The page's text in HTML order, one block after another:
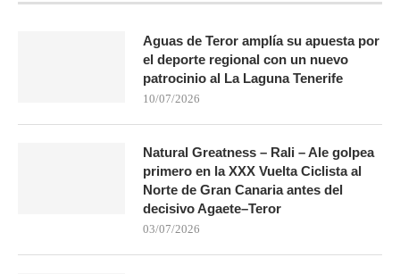
Aguas de Teror amplía su apuesta por
el deporte regional con un nuevo
patrocinio al La Laguna Tenerife
10/07/2026
Natural Greatness – Rali – Ale golpea
primero en la XXX Vuelta Ciclista al
Norte de Gran Canaria antes del
decisivo Agaete–Teror
03/07/2026